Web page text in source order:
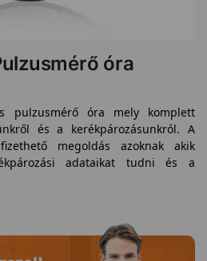
óra
pulzusmérő óra mely komplett
és a kerékpározásunkról. A
megoldás azoknak akik
adataikat tudni és a